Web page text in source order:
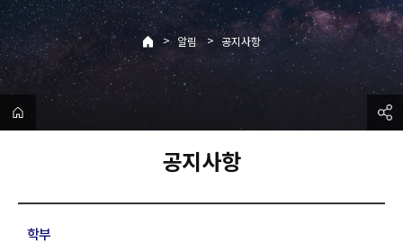
> 알림 > 공지사항
공지사항
학부